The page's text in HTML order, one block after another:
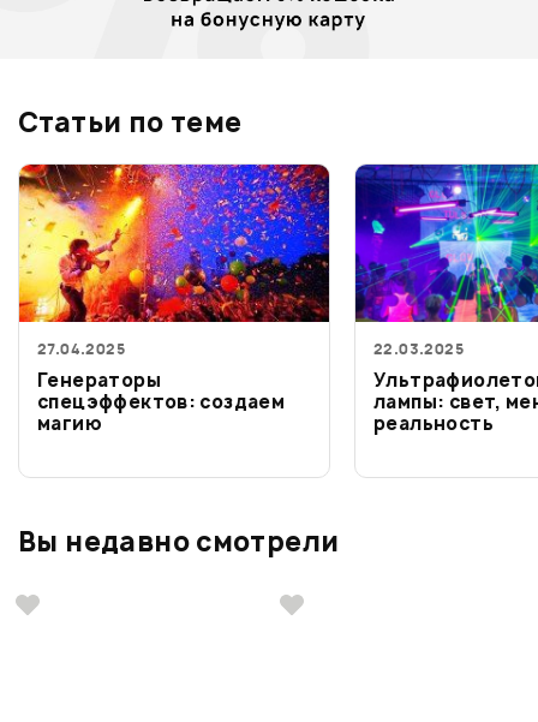
Статьи по теме
27.04.2025
Генераторы
спецэффектов: создаем
магию
22.03.2025
лампы: свет,
реальность
Вы недавно смотрели